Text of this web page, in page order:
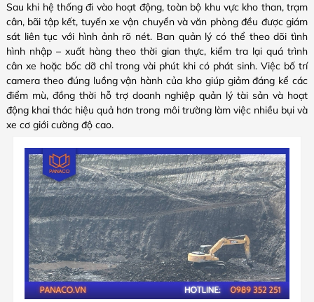
Sau khi hệ thống đi vào hoạt động, toàn bộ khu vực kho than, trạm
cân, bãi tập kết, tuyến xe vận chuyển và văn phòng đều được giám
sát liên tục với hình ảnh rõ nét. Ban quản lý có thể theo dõi tình
hình nhập – xuất hàng theo thời gian thực, kiểm tra lại quá trình
cân xe hoặc bốc dỡ chỉ trong vài phút khi có phát sinh. Việc bố trí
camera theo đúng luồng vận hành của kho giúp giảm đáng kể các
điểm mù, đồng thời hỗ trợ doanh nghiệp quản lý tài sản và hoạt
động khai thác hiệu quả hơn trong môi trường làm việc nhiều bụi và
xe cơ giới cường độ cao.